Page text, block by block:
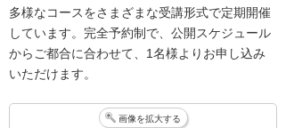
多様なコースをさまざまな受講形式で定期開催
しています。完全予約制で、公開スケジュール
からご都合に合わせて、1名様よりお申し込み
いただけます。
画像を拡大する